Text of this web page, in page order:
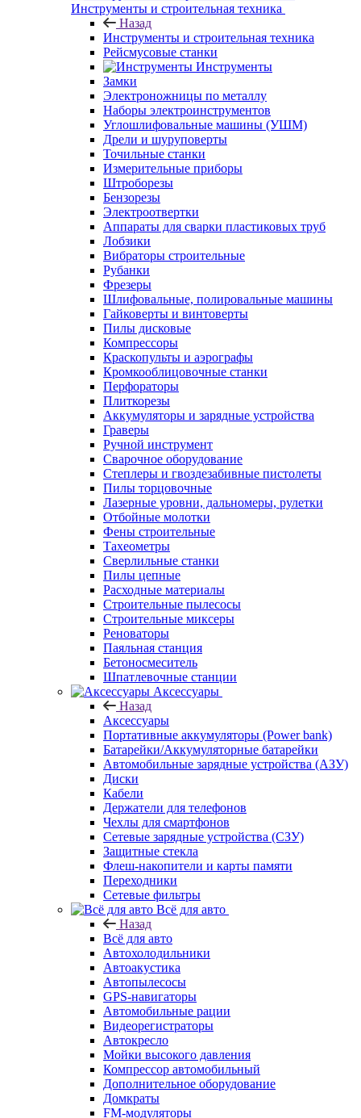
Инструменты и строительная техника
Назад
Инструменты и строительная техника
Рейсмусовые станки
Инструменты
Замки
Электроножницы по металлу
Наборы электроинструментов
Углошлифовальные машины (УШМ)
Дрели и шуруповерты
Точильные станки
Измерительные приборы
Штроборезы
Бензорезы
Электроотвертки
Аппараты для сварки пластиковых труб
Лобзики
Вибраторы строительные
Рубанки
Фрезеры
Шлифовальные, полировальные машины
Гайковерты и винтоверты
Пилы дисковые
Компрессоры
Краскопульты и аэрографы
Кромкооблицовочные станки
Перфораторы
Плиткорезы
Аккумуляторы и зарядные устройства
Граверы
Ручной инструмент
Сварочное оборудование
Степлеры и гвоздезабивные пистолеты
Пилы торцовочные
Лазерные уровни, дальномеры, рулетки
Отбойные молотки
Фены строительные
Тахеометры
Сверлильные станки
Пилы цепные
Расходные материалы
Строительные пылесосы
Строительные миксеры
Реноваторы
Паяльная станция
Бетоносмеситель
Шпатлевочные станции
Аксессуары
Назад
Аксессуары
Портативные аккумуляторы (Power bank)
Батарейки/Аккумуляторные батарейки
Автомобильные зарядные устройства (АЗУ)
Диски
Кабели
Держатели для телефонов
Чехлы для смартфонов
Сетевые зарядные устройства (СЗУ)
Защитные стекла
Флеш-накопители и карты памяти
Переходники
Сетевые фильтры
Всё для авто
Назад
Всё для авто
Автохолодильники
Автоакустика
Автопылесосы
GPS-навигаторы
Автомобильные рации
Видеорегистраторы
Автокресло
Мойки высокого давления
Компрессор автомобильный
Дополнительное оборудование
Домкраты
FM-модуляторы